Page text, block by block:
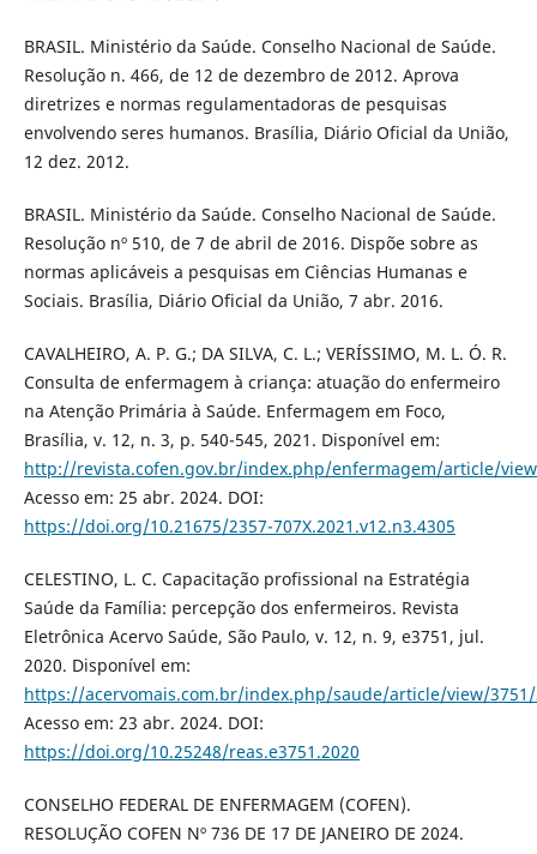
BRASIL. Ministério da Saúde. Conselho Nacional de Saúde.
Resolução n. 466, de 12 de dezembro de 2012. Aprova
diretrizes e normas regulamentadoras de pesquisas
envolvendo seres humanos. Brasília, Diário Oficial da União,
12 dez. 2012.
BRASIL. Ministério da Saúde. Conselho Nacional de Saúde.
Resolução nº 510, de 7 de abril de 2016. Dispõe sobre as
normas aplicáveis a pesquisas em Ciências Humanas e
Sociais. Brasília, Diário Oficial da União, 7 abr. 2016.
CAVALHEIRO, A. P. G.; DA SILVA, C. L.; VERÍSSIMO, M. L. Ó. R.
Consulta de enfermagem à criança: atuação do enfermeiro
na Atenção Primária à Saúde. Enfermagem em Foco,
Brasília, v. 12, n. 3, p. 540-545, 2021. Disponível em:
http://revista.cofen.gov.br/index.php/enfermagem/article/
Acesso em: 25 abr. 2024. DOI:
https://doi.org/10.21675/2357-707X.2021.v12.n3.4305
CELESTINO, L. C. Capacitação profissional na Estratégia
Saúde da Família: percepção dos enfermeiros. Revista
Eletrônica Acervo Saúde, São Paulo, v. 12, n. 9, e3751, jul.
2020. Disponível em:
https://acervomais.com.br/index.php/saude/article/view/3751/
Acesso em: 23 abr. 2024. DOI:
https://doi.org/10.25248/reas.e3751.2020
CONSELHO FEDERAL DE ENFERMAGEM (COFEN).
RESOLUÇÃO COFEN Nº 736 DE 17 DE JANEIRO DE 2024.